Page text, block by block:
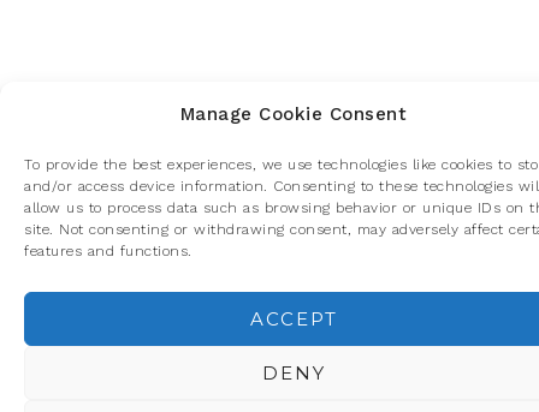
Manage Cookie Consent
To provide the best experiences, we use technologies like cookies to
and/or access device information. Consenting to these technologies
allow us to process data such as browsing behavior or unique IDs on
site. Not consenting or withdrawing consent, may adversely affect
features and functions.
ACCEPT
DENY